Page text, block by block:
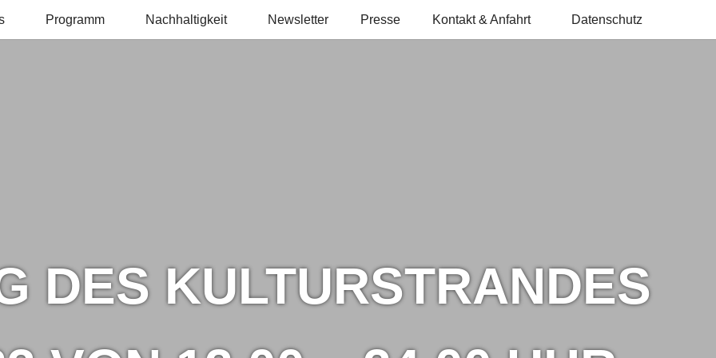
Programm Nachhaltigkeit Newsletter Presse Kontakt & Anfahrt Datenschutz
DES KULTURSTRANDES